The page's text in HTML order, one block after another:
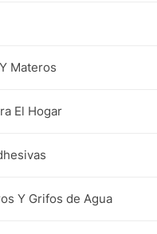
Materos
El Hogar
Y Grifos de Agua